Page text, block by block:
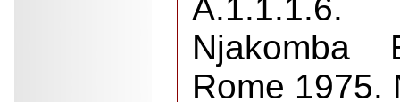
Njakomba
Rome 1975.